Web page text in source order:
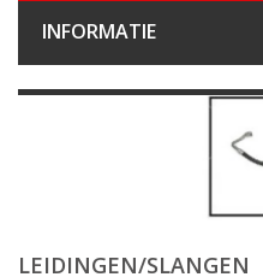
INFORMATIE
LEIDINGEN/SLANGEN